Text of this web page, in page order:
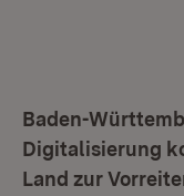
Baden-
Digitalisierung
Land zur